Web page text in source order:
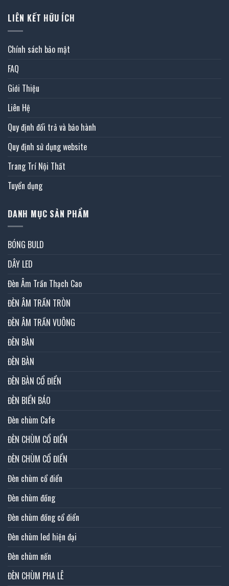
LIÊN KẾT HỮU ÍCH
Chính sách bảo mật
FAQ
Giới Thiệu
Liên Hệ
Quy định đổi trả và bảo hành
Quy định sử dụng website
Trang Trí Nội Thất
Tuyển dụng
DANH MỤC SẢN PHẨM
BÓNG BULD
DÂY LED
Đèn Âm Trần Thạch Cao
ĐÈN ÂM TRẦN TRÒN
ĐÈN ÂM TRẦN VUÔNG
ĐÈN BÀN
ĐÈN BÀN
ĐÈN BÀN CỔ ĐIỂN
ĐÈN BIỂN BÁO
Đèn chùm Cafe
ĐÈN CHÙM CỔ ĐIỂN
ĐÈN CHÙM CỔ ĐIỂN
Đèn chùm cổ điển
Đèn chùm đồng
Đèn chùm đồng cổ điển
Đèn chùm led hiện đại
Đèn chùm nến
ĐÈN CHÙM PHA LÊ